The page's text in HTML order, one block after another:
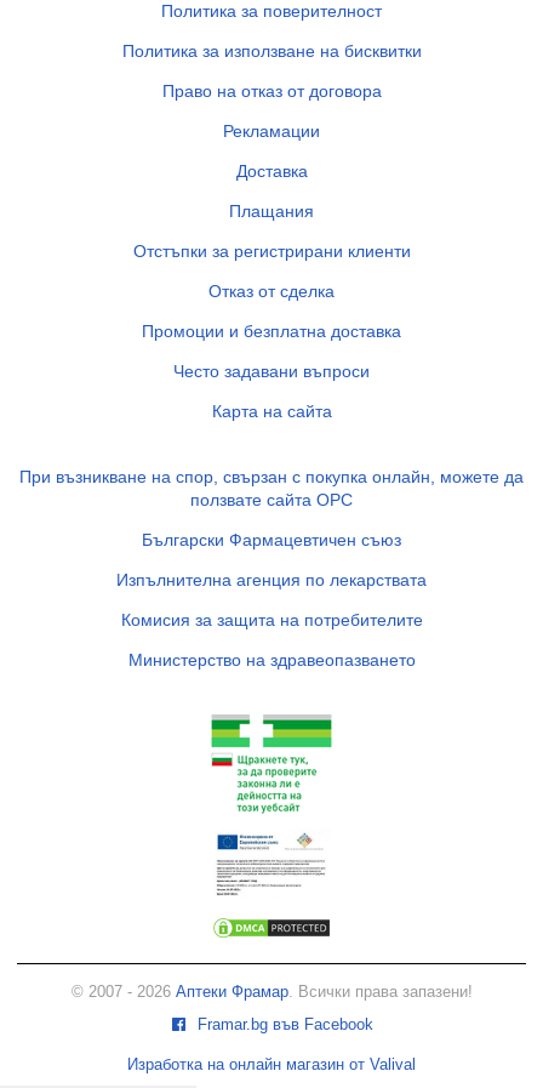
Политика за поверителност
Политика за използване на бисквитки
Право на отказ от договора
Рекламации
Доставка
Плащания
Отстъпки за регистрирани клиенти
Отказ от сделка
Промоции и безплатна доставка
Често задавани въпроси
Карта на сайта
При възникване на спор, свързан с покупка онлайн, можете да
ползвате сайта ОРС
Български Фармацевтичен съюз
Изпълнителна агенция по лекарствата
Комисия за защита на потребителите
Министерство на здравеопазването
© 2007 - 2026 Аптеки Фрамар. Всички права запазени!
Framar.bg във Facebook
Изработка на онлайн магазин от Valival